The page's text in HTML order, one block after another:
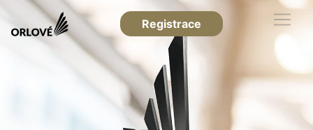
Registrace